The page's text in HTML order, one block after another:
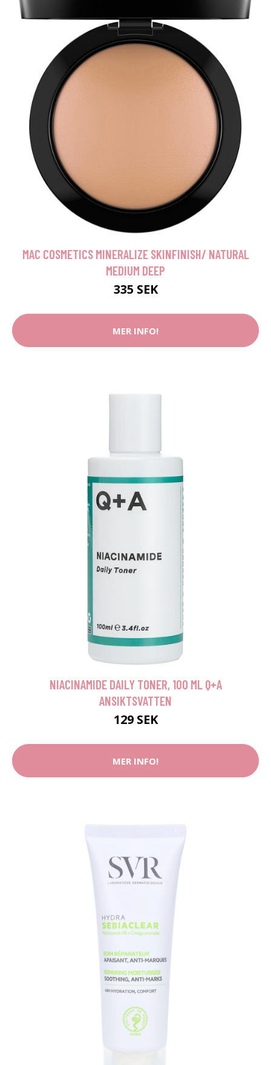
MAC COSMETICS MINERALIZE SKINFINISH/ NATURAL
MEDIUM DEEP
335 SEK
MER INFO!
NIACINAMIDE DAILY TONER, 100 ML Q+A
ANSIKTSVATTEN
129 SEK
MER INFO!